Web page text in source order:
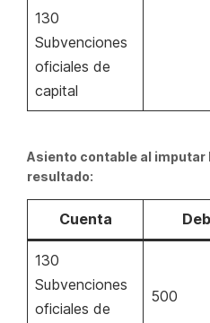
130
Subvenciones
oficiales de
capital
Asiento contable al imputar
resultado:
Cuenta
130
Subvenciones
oficiales de
500